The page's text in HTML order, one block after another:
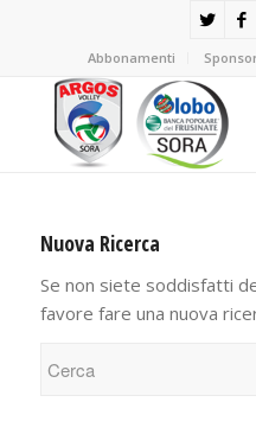
Abbonamenti
Nuova Ricerca
Se non siete soddisfatti
favore fare una nuova